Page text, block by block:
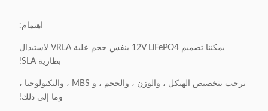
اهتمام:
يمكننا تصميم 12V LiFePO4 بنفس حجم علبة VRLA لاستبدال
بطارية SLA!
نرحب بتخصيص الهيكل ، والوزن ، والحجم ، و MBS ، والتكنولوجيا ،
وما إلى ذلك!